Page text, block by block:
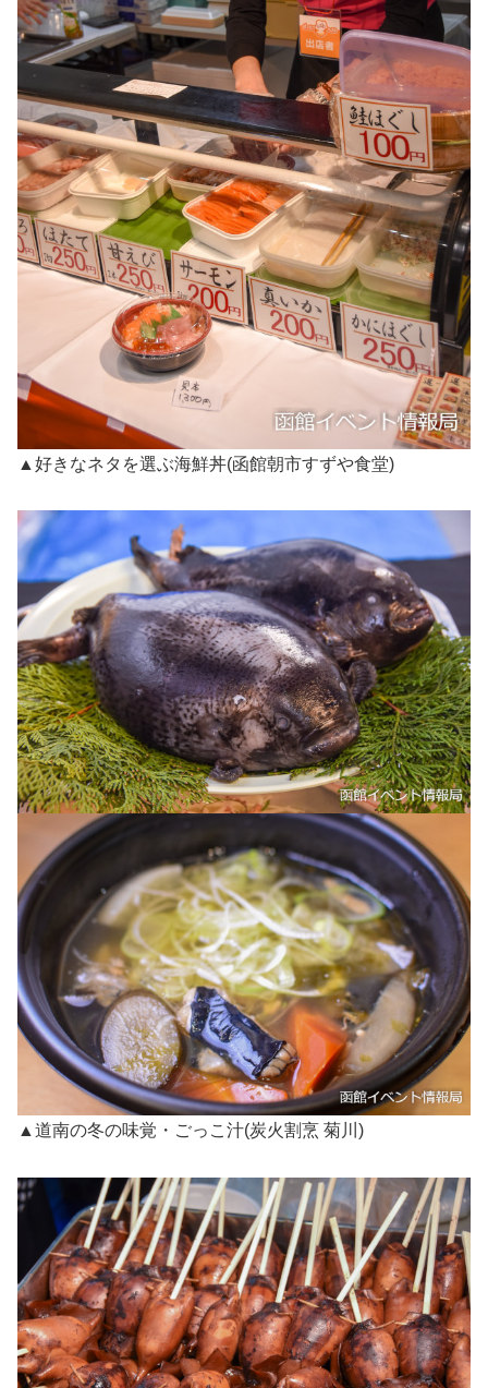
▲好きなネタを選ぶ海鮮丼(函館朝市すずや食堂)
▲道南の冬の味覚・ごっこ汁(炭火割烹 菊川)